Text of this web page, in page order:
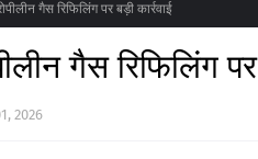
गैस रिफिलिंग पर बड़ी कार्रवाई
गैस रिफिलिंग पर
2026